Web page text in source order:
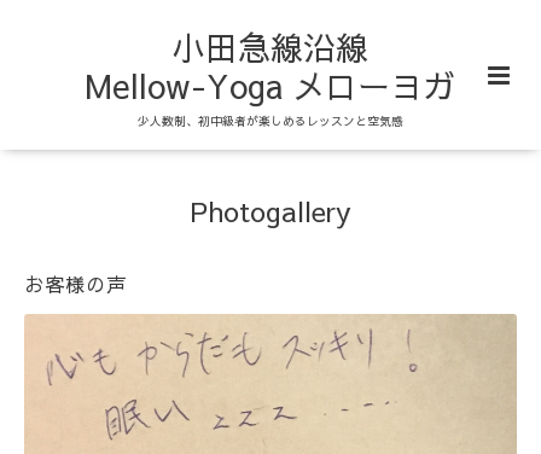
小田急線沿線
Mellow-Yoga メローヨガ
少人数制、初中級者が楽しめるレッスンと空気感
Photogallery
お客様の声